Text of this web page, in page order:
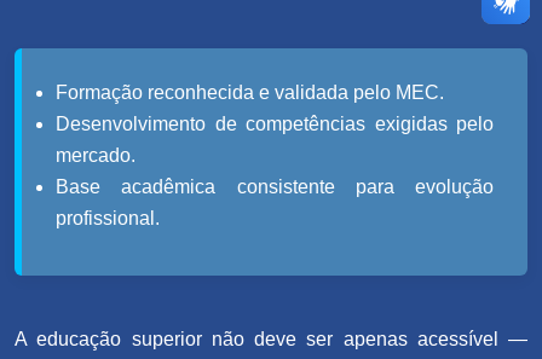
Formação reconhecida e validada pelo MEC.
Desenvolvimento de competências exigidas pelo
mercado.
Base acadêmica consistente para evolução
profissional.
A educação superior não deve ser apenas acessível —